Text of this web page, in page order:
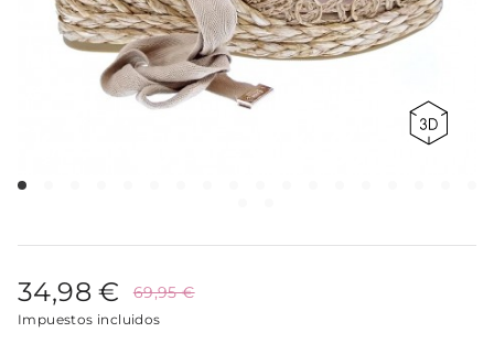
34,98 € 69,95 €
Impuestos incluidos